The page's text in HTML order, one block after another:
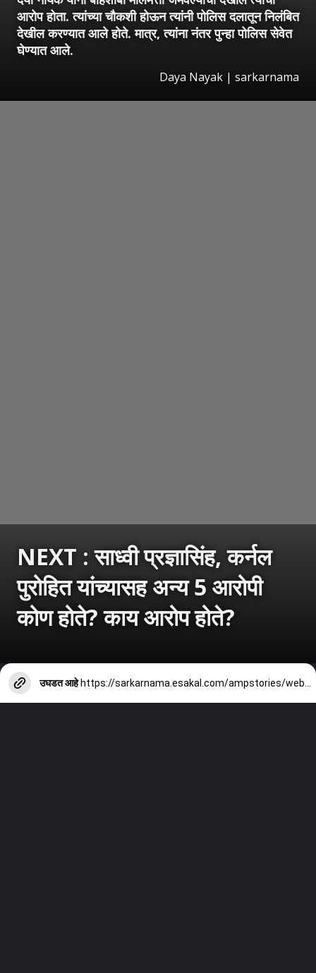
आरोप होता. त्यांच्या चौकशी होऊन त्यांनी पोलिस दलातून निलंबित
देखील करण्यात आले होते. मात्र, त्यांना नंतर पुन्हा पोलिस सेवेत
घेण्यात आले.
Daya Nayak | sarkarnama
NEXT : साध्वी प्रज्ञासिंह, कर्नल
पुरोहित यांच्यासह अन्य 5 आरोपी
कोण होते? काय आरोप होते?
उघडत आहे